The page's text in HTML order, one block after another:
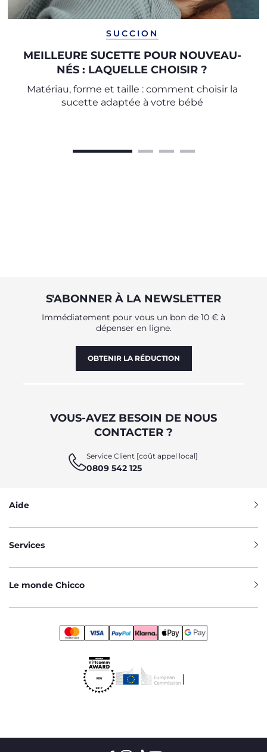
SUCCION
MEILLEURE SUCETTE POUR NOUVEAU-
NÉS : LAQUELLE CHOISIR ?
Matériau, forme et taille : comment choisir la
sucette adaptée à votre bébé
S'ABONNER À LA NEWSLETTER
Immédiatement pour vous un bon de 10 € à
dépenser en ligne.
OBTENIR LA RÉDUCTION
VOUS-AVEZ BESOIN DE NOUS
CONTACTER ?
Service Client [coût appel local]
0809 542 125
Aide
Services
Le monde Chicco